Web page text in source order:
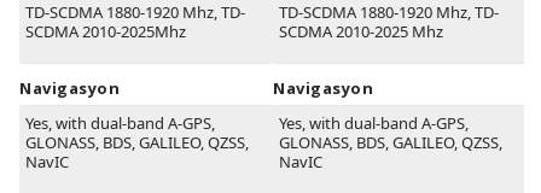
TD-SCDMA 1880-1920 Mhz, TD-
SCDMA 2010-2025Mhz
Navigasyon
Yes, with dual-band A-GPS,
GLONASS, BDS, GALILEO, QZSS,
NavIC
TD-SCDMA 1880-1920 Mhz, TD-
SCDMA 2010-2025 Mhz
Navigasyon
Yes, with dual-band A-GPS,
GLONASS, BDS, GALILEO, QZSS,
NavIC